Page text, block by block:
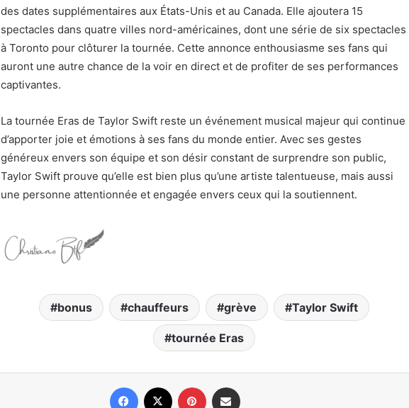
des dates supplémentaires aux États-Unis et au Canada. Elle ajoutera 15
spectacles dans quatre villes nord-américaines, dont une série de six spectacles
à Toronto pour clôturer la tournée. Cette annonce enthousiasme ses fans qui
auront une autre chance de la voir en direct et de profiter de ses performances
captivantes.
La tournée Eras de Taylor Swift reste un événement musical majeur qui continue
d’apporter joie et émotions à ses fans du monde entier. Avec ses gestes
généreux envers son équipe et son désir constant de surprendre son public,
Taylor Swift prouve qu’elle est bien plus qu’une artiste talentueuse, mais aussi
une personne attentionnée et engagée envers ceux qui la soutiennent.
bonus chauffeurs grève Taylor Swift
tournée Eras